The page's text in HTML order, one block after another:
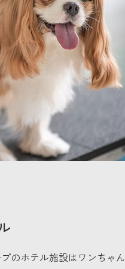
のホテル施設はワンちゃん